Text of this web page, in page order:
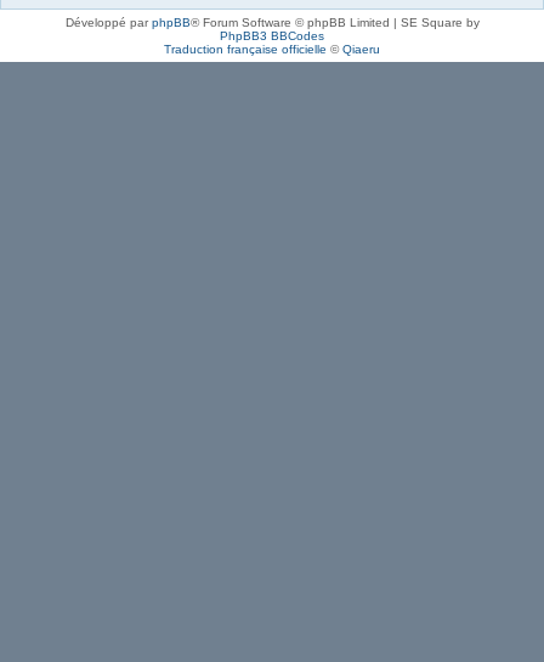
Développé parphpBB® Forum Software © phpBB Limited | SE Square by
PhpBB3 BBCodes
Traduction française officielle ©Qiaeru